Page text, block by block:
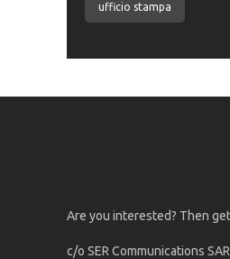
ufficio stampa
Are you interested? Then
c/o SER Communications